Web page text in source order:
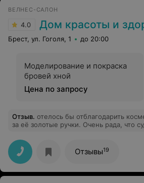
всегда довольны! Спасибо за
профессиональное обслуживание!
ВЕЛНЕС-САЛОН
4.0 Дом красоты и
Брест, ул. Гоголя, 1 до 20:00
Моделирование и покраска
бровей хной
Цена по запросу
Отзыв. отелось бы отблагодарить
за её золотые ручки. Очень рада, что
заботливой. После курса массажа для
сияет, а уходовая увлажняющая
закрепила эффект. Благодаря Ирине
чувствует себя на 5 лет моложе! Всем
этого мастера, отдаться в её
Отзывы19